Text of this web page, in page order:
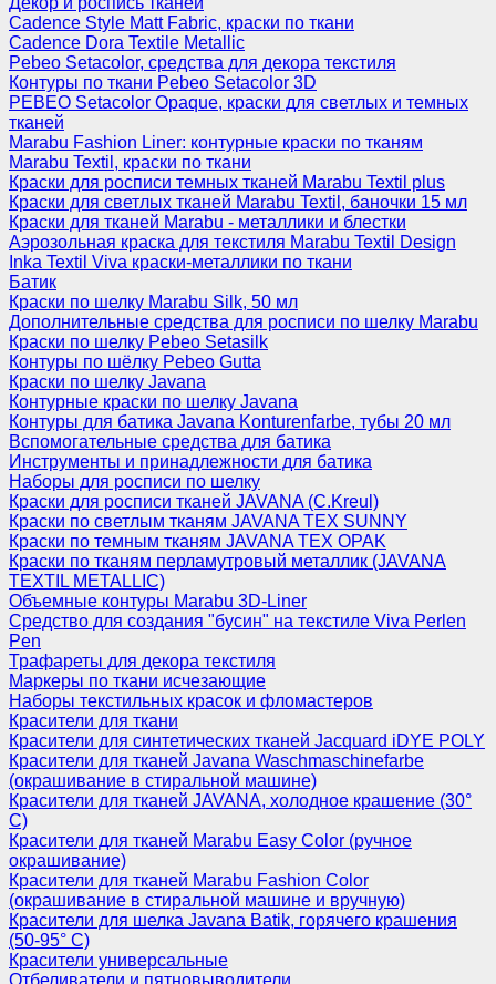
Cadence Style Matt Fabric, краски по ткани
Cadence Dora Textile Metallic
Pebeo Setacolor, средства для декора текстиля
Контуры по ткани Pebeo Setacolor 3D
PEBEO Setacolor Opaque, краски для светлых и темных
тканей
Marabu Fashion Liner: контурные краски по тканям
Marabu Textil, краски по ткани
Краски для росписи темных тканей Marabu Textil plus
Краски для светлых тканей Marabu Textil, баночки 15 мл
Краски для тканей Marabu - металлики и блестки
Аэрозольная краска для текстиля Marabu Textil Design
Inka Textil Viva краски-металлики по ткани
Батик
Краски по шелку Marabu Silk, 50 мл
Дополнительные средства для росписи по шелку Marabu
Краски по шелку Pebeo Setasilk
Контуры по шёлку Pebeo Gutta
Краски по шелку Javana
Контурные краски по шелку Javana
Контуры для батика Javana Konturenfarbe, тубы 20 мл
Вспомогательные средства для батика
Инструменты и принадлежности для батика
Наборы для росписи по шелку
Краски для росписи тканей JAVANA (C.Kreul)
Краски по светлым тканям JAVANA TEX SUNNY
Краски по темным тканям JAVANA TEX OPAK
Краски по тканям перламутровый металлик (JAVANA
TEXTIL METALLIC)
Объемные контуры Marabu 3D-Liner
Средство для создания "бусин" на текстиле Viva Perlen
Pen
Трафареты для декора текстиля
Маркеры по ткани исчезающие
Наборы текстильных красок и фломастеров
Красители для ткани
Красители для синтетических тканей Jacquard iDYE POLY
Красители для тканей Javana Waschmaschinefarbe
(окрашивание в стиральной машине)
Красители для тканей JAVANA, холодное крашение (30°
С)
Красители для тканей Marabu Easy Color (ручное
окрашивание)
Красители для тканей Marabu Fashion Color
(окрашивание в стиральной машине и вручную)
Красители для шелка Javana Batik, горячего крашения
(50-95° С)
Красители универсальные
Отбеливатели и пятновыводители